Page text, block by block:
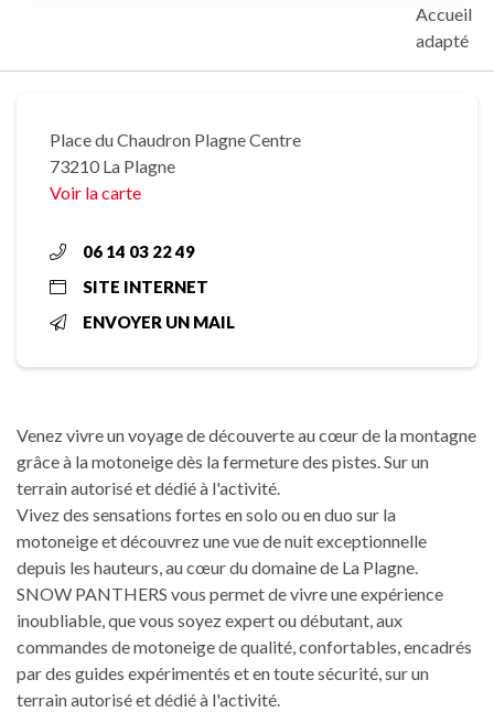
Accueil
adapté
Place du Chaudron Plagne Centre
73210 La Plagne
Voir la carte
06 14 03 22 49
SITE INTERNET
ENVOYER UN MAIL
Venez vivre un voyage de découverte au cœur de la montagne
grâce à la motoneige dès la fermeture des pistes. Sur un
terrain autorisé et dédié à l'activité.
Vivez des sensations fortes en solo ou en duo sur la
motoneige et découvrez une vue de nuit exceptionnelle
depuis les hauteurs, au cœur du domaine de La Plagne.
SNOW PANTHERS vous permet de vivre une expérience
inoubliable, que vous soyez expert ou débutant, aux
commandes de motoneige de qualité, confortables, encadrés
par des guides expérimentés et en toute sécurité, sur un
terrain autorisé et dédié à l'activité.